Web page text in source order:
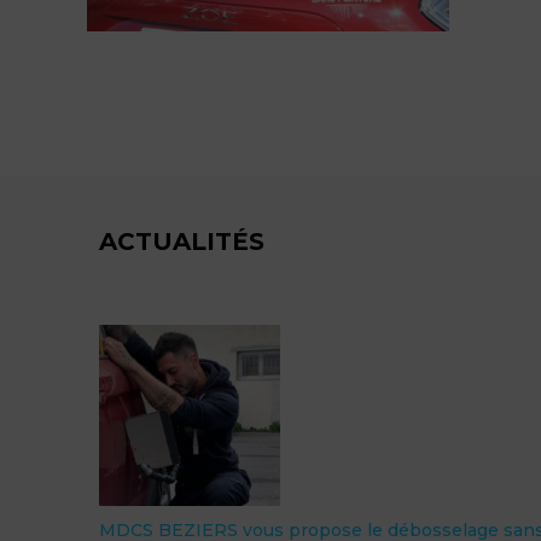
ACTUALITÉS
Nouveauté : Le revêtement céramique